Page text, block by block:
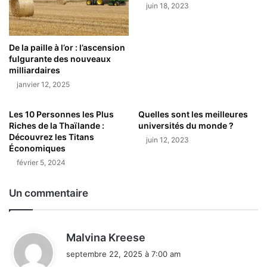
De la paille à l’or : l’ascension
fulgurante des nouveaux
milliardaires
janvier 12, 2025
juin 18, 2023
Les 10 Personnes les Plus
Riches de la Thaïlande :
Découvrez les Titans
Économiques
février 5, 2024
Quelles sont les meilleures
universités du monde ?
juin 12, 2023
Un commentaire
Malvina Kreese
i
septembre 22, 2025 à 7:00 am